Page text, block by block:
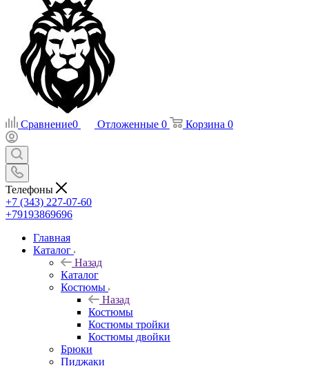
Сравнение0 Отложенные 0 Корзина 0
Телефоны
+7 (343) 227-07-60
+79193869696
Главная
Каталог
Назад
Каталог
Костюмы
Назад
Костюмы
Костюмы тройки
Костюмы двойки
Брюки
Пиджаки